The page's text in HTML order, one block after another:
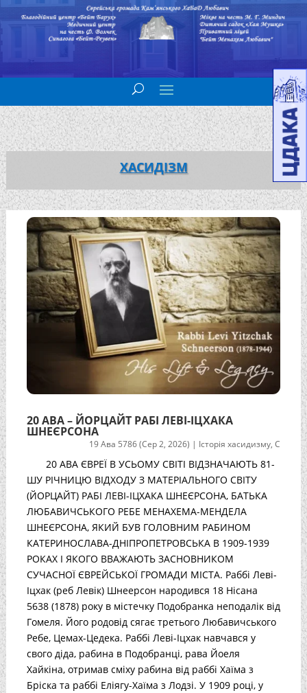
ХАСИДІЗМ
20 АВА – ЙОРЦАЙТ РАБІ ЛЕВІ-ІЦХАКА
ШНЕЄРСОНА
19 Ава 5786 (Сер 2, 2026) | Історія хасидизму,С
20 АВА ЄВРЕЇ В УСЬОМУ СВІТІ ВІДЗНАЧАЮТЬ 81-
ШУ РІЧНИЦЮ ВІДХОДУ З МАТЕРІАЛЬНОГО СВІТУ
(ЙОРЦАЙТ) РАБІ ЛЕВІ-ІЦХАКА ШНЕЄРСОНА, БАТЬКА
ЛЮБАВИЧСЬКОГО РЕБЕ МЕНАХЕМА-МЕНДЕЛА
ШНЕЄРСОНА, ЯКИЙ БУВ ГОЛОВНИМ РАБИНОМ
КАТЕРИНОСЛАВА-ДНІПРОПЕТРОВСЬКА В 1909-1939
РОКАХ І ЯКОГО ВВАЖАЮТЬ ЗАСНОВНИКОМ
СУЧАСНОЇ ЄВРЕЙСЬКОЇ ГРОМАДИ МІСТА. Раббі Леві-
Іцхак (реб Левік) Шнеерсон народився 18 Нісана
5638 (1878) року в містечку Подобранка неподалік від
Гомеля. Його родовід сягає третього Любавичського
Ребе, Цемах-Цедека. Раббі Леві-Іцхак навчався у
свого діда, рабина в Подобранці, рава Йоеля
Хайкіна, отримав сміху рабина від раббі Хаїма з
Бріска та раббі Еліягу-Хаїма з Лодзі. У 1909 році, у